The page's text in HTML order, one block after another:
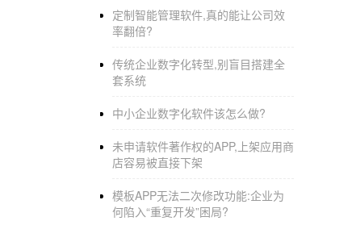
定制智能管理软件,真的能让公司效
率翻倍?
传统企业数字化转型,别盲目搭建全
套系统
中小企业数字化软件该怎么做?
未申请软件著作权的APP,上架应用商
店容易被直接下架
模板APP无法二次修改功能:企业为
何陷入“重复开发”困局?